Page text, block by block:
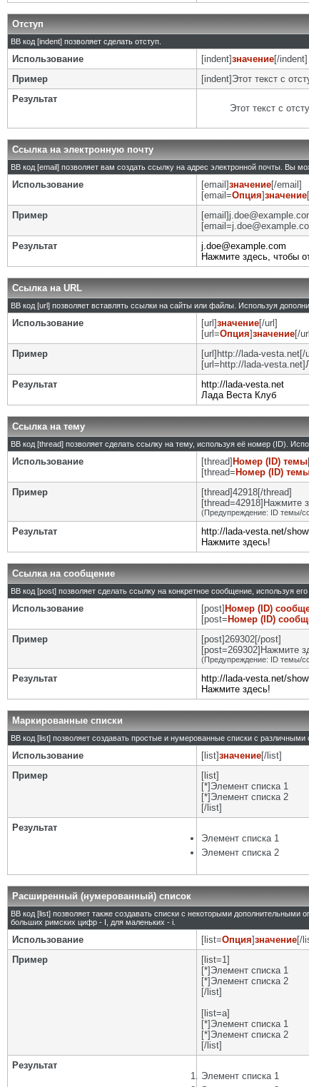
Отступ
BB код [indent] позволяет сделать отступ.
Использование [indent]значение[/indent]
Пример
[indent]Этот текст с
Результат
Этот текст с
Ссылка на электронную почту
BB код [email] позволяет вам создать ссылку на адрес электронной почты. Вы
Использование [email]значение[/email]
[email=Опция]значение
Пример
Результат
j.doe@example.com
Нажмите здесь, чтобы
Ссылка на URL
BB код [url] позволяет вставлять ссылки на сайты или файлы. Используя
Использование [url]значение[/url]
[url=Опция]значение[/
Пример
[url]http://lada-vesta.net[/
[url=http://lada-
Результат
http://lada-vesta.net
Лада Веста Клуб
Ссылка на тему
BB код [thread] позволяет сделать ссылку на тему, используя её номер (ID).
Использование [thread] Номер (ID) темы
[thread= Номер (ID)
Пример
[thread]42918[/thread]
[thread=42918]Нажмите
(Предупреждение: ID темы/
Результат
http://lada-vesta.net/
Нажмите здесь!
Ссылка на сообщение
BB код [post] позволяет сделать ссылку на конкретное сообщение, используя
Использование [post] Номер (ID)
[post= Номер (ID)
Пример
[post]269302[/post]
[post=269302]Нажмите
(Предупреждение: ID темы/
Результат
http://lada-vesta.net/
Нажмите здесь!
Маркированные списки
BB код [list] позволяет создавать простые и нумерованные списки с
Использование [list]значение[/list]
Пример
[list]
[*]Элемент списка 1
[*]Элемент списка 2
[/list]
Результат
Элемент списка 1
Элемент списка 2
Расширенный (нумерованный) список
BB код [list] позволяет также создавать списки с некоторыми
больших римских цифр - I, для маленьких - i.
Использование [list=Опция]значение[/
Пример
[list=1]
[*]Элемент списка 1
[*]Элемент списка 2
[/list]
[list=a]
[*]Элемент списка 1
[*]Элемент списка 2
[/list]
Результат
Элемент списка 1